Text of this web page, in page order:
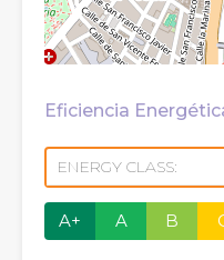
Eficiencia
ENERGY CLASS:
A+ A B